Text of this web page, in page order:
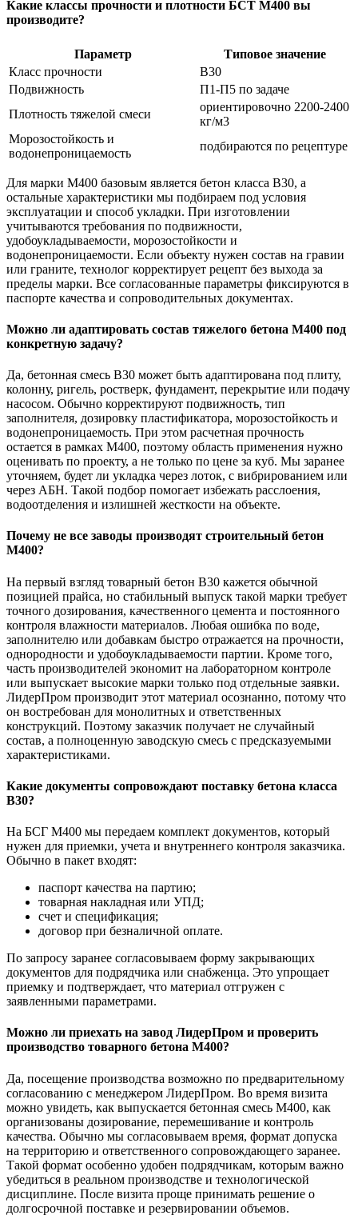
Какие классы прочности и плотности БСТ М400 вы
производите?
Параметр
Типовое значение
Класс прочности
В30
Подвижность
П1-П5 по задаче
Плотность тяжелой смеси
ориентировочно 2200-2400
кг/м3
Морозостойкость и
водонепроницаемость
подбираются по рецептуре
Для марки М400 базовым является бетон класса В30, а
остальные характеристики мы подбираем под условия
эксплуатации и способ укладки. При изготовлении
учитываются требования по подвижности,
удобоукладываемости, морозостойкости и
водонепроницаемости. Если объекту нужен состав на гравии
или граните, технолог корректирует рецепт без выхода за
пределы марки. Все согласованные параметры фиксируются в
паспорте качества и сопроводительных документах.
Можно ли адаптировать состав тяжелого бетона М400 под
конкретную задачу?
Да, бетонная смесь В30 может быть адаптирована под плиту,
колонну, ригель, ростверк, фундамент, перекрытие или подачу
насосом. Обычно корректируют подвижность, тип
заполнителя, дозировку пластификатора, морозостойкость и
водонепроницаемость. При этом расчетная прочность
остается в рамках М400, поэтому область применения нужно
оценивать по проекту, а не только по цене за куб. Мы заранее
уточняем, будет ли укладка через лоток, с вибрированием или
через АБН. Такой подбор помогает избежать расслоения,
водоотделения и излишней жесткости на объекте.
Почему не все заводы производят строительный бетон
М400?
На первый взгляд товарный бетон В30 кажется обычной
позицией прайса, но стабильный выпуск такой марки требует
точного дозирования, качественного цемента и постоянного
контроля влажности материалов. Любая ошибка по воде,
заполнителю или добавкам быстро отражается на прочности,
однородности и удобоукладываемости партии. Кроме того,
часть производителей экономит на лабораторном контроле
или выпускает высокие марки только под отдельные заявки.
ЛидерПром производит этот материал осознанно, потому что
он востребован для монолитных и ответственных
конструкций. Поэтому заказчик получает не случайный
состав, а полноценную заводскую смесь с предсказуемыми
характеристиками.
Какие документы сопровождают поставку бетона класса
В30?
На БСГ М400 мы передаем комплект документов, который
нужен для приемки, учета и внутреннего контроля заказчика.
Обычно в пакет входят:
паспорт качества на партию;
товарная накладная или УПД;
счет и спецификация;
договор при безналичной оплате.
По запросу заранее согласовываем форму закрывающих
документов для подрядчика или снабженца. Это упрощает
приемку и подтверждает, что материал отгружен с
заявленными параметрами.
Можно ли приехать на завод ЛидерПром и проверить
производство товарного бетона М400?
Да, посещение производства возможно по предварительному
согласованию с менеджером ЛидерПром. Во время визита
можно увидеть, как выпускается бетонная смесь М400, как
организованы дозирование, перемешивание и контроль
качества. Обычно мы согласовываем время, формат допуска
на территорию и ответственного сопровождающего заранее.
Такой формат особенно удобен подрядчикам, которым важно
убедиться в реальном производстве и технологической
дисциплине. После визита проще принимать решение о
долгосрочной поставке и резервировании объемов.